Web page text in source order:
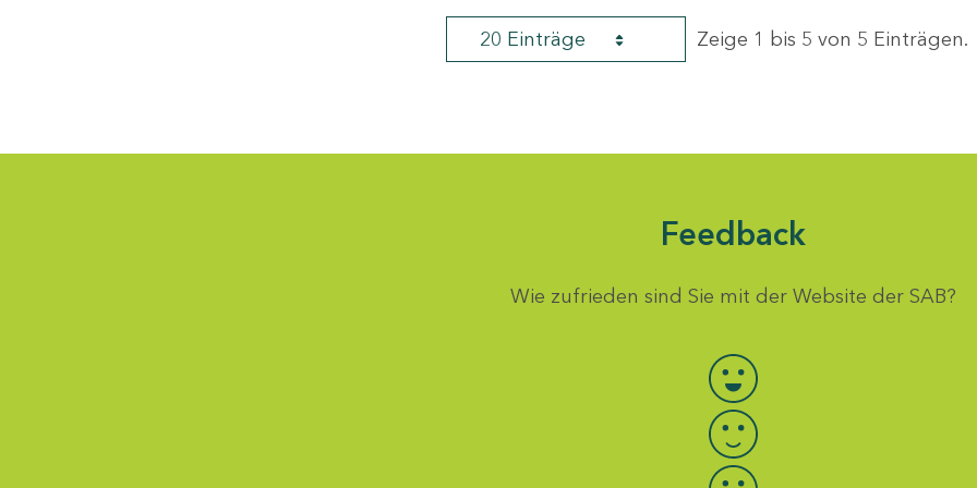
20 Einträge Zeige 1 bis 5 von 5 Einträgen.
Feedback
Wie zufrieden sind Sie mit der Website der SAB?
Bewertung auswählen